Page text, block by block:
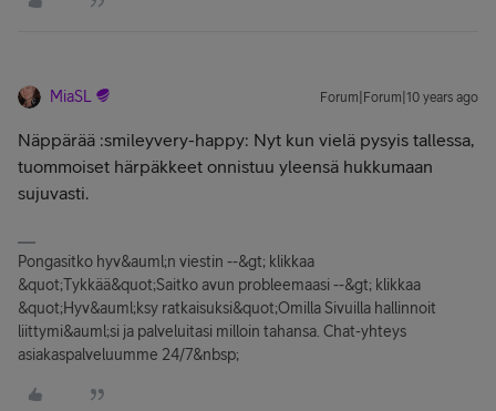
MiaSL Forum|Forum|10 years ago
Näppärää :smileyvery-happy: Nyt kun vielä pysyis tallessa,
tuommoiset härpäkkeet onnistuu yleensä hukkumaan
sujuvasti.
Pongasitko hyv&auml;n viestin --&gt; klikkaa
&quot;Tykkää&quot;Saitko avun probleemaasi --&gt; klikkaa
&quot;Hyv&auml;ksy ratkaisuksi&quot;Omilla Sivuilla hallinnoit
liittymi&auml;si ja palveluitasi milloin tahansa. Chat-yhteys
asiakaspalveluumme 24/7&nbsp;